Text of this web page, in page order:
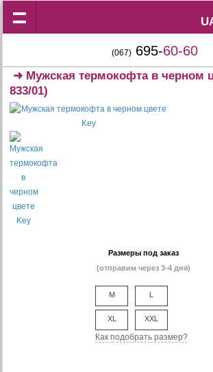
(067) 695-60-60
➜ Мужская термокофта в черном
833/01)
Размеры под заказ
(отправим через 3-4 дня)
M L
XL XXL
Как подобрать размер?